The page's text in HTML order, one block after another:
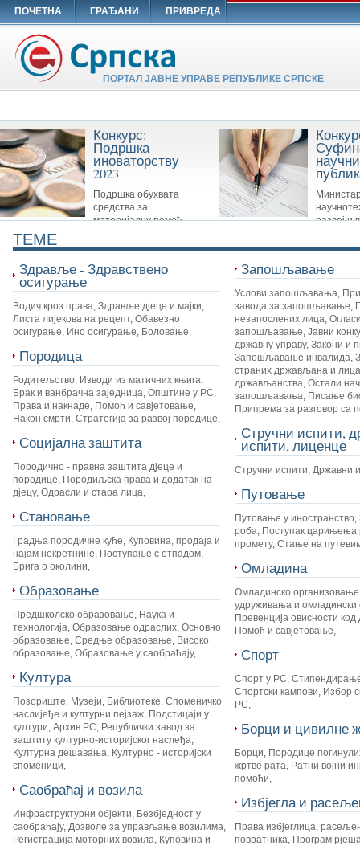
ПОЧЕТНА ГРАЂАНИ ПРИВРЕДА
ПОРТАЛ ЈАВНЕ УПРАВЕ РЕПУБЛИКЕ СРПСКЕ
развој и
публикације: Научне
Конкурс:
Подршка
иноваторству
2023
Подршка обухвата
средства за
материјалну помоћ
иноватора Републике Српске,
иноватора и другим
TEME
Здравље - Здравствено
осигурање
Водич кроз права, Здравље дјеце и мајки,
Листа лијекова на рецепт, Обавезно
осигурање, Ино осигурање, Боловање,
Породица
Родитељство, Изводи из матичних књига,
Брак и ванбрачна заједница, Општине у РС,
Права и накнаде, Помоћ и савјетовање,
Након смрти, Стратегија за развој породице,
Социјална заштита
Породично - правна заштита дјеце и
породице, Породиљска права и додатак на
дјецу, Одрасли и стара лица,
Становање
Градња породичне куће, Куповина, продаја и
најам некретнине, Поступање с отпадом,
Брига о околини,
Образовање
Предшколско образовање, Наука и
технологија, Образовање одраслих, Основно
образовање, Средње образовање, Високо
образовање, Образовање у саобраћају,
Култура
Позориште, Музеји, Библиотеке, Споменичко
наслијеђе и културни пејзаж, Подстицаји у
култури, Архив РС, Републички завод за
заштиту културно-историјског наслеђа,
Културна дешавања, Културно - историјски
споменици,
Саобраћај и возила
Инфраструктурни објекти, Безбједност у
саобраћају, Дозволе за управљање возилима,
Регистрација моторних возила, Куповина и
Запошљавање
Услови запошљавања,
завода за запошљавање,
незапослених лица,
запошљавање, Јавни
државну управу, Закони и
Запошљавање инвалида,
страних држављана и
држављанства, Остали
запошљавања, Писање
Припрема за разговор са
Стручни испити,
испити, лиценце
Стручни испити, Државни
Путовање
Путовање у иностранство,
роба, Поступак царињења
промету, Стање на
Омладина
Омладинско организовање
удруживања и омладински
Превенција овисности код
Помоћ и савјетовање,
Спорт
Спорт у РС,
Спортски кампови, Избор
РС,
Борци и цивилне
Борци, Породице
жртве рата, Ратни војни
помоћи,
Избјегла и
Права избјеглица,
повратника, Програм